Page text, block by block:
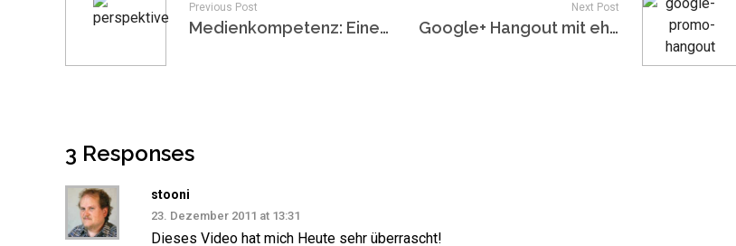
Previous Post
Medienkompetenz: Eine Wahrheit, drei Perspektiven
Next Post
Google+ Hangout mit ehemaligen NBA-Stars [Spot]
3 Responses
stooni
23. Dezember 2011 at 13:31
Dieses Video hat mich Heute sehr überrascht!